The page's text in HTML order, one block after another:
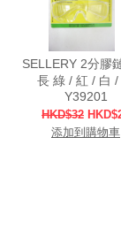
SELLERY 2分膠
長 綠 / 紅 / 白 /
Y39201
HKD$32
添加到購物車